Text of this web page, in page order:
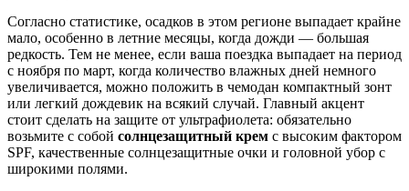
Согласно статистике, осадков в этом регионе выпадает крайне
мало, особенно в летние месяцы, когда дожди — большая
редкость. Тем не менее, если ваша поездка выпадает на период
с ноября по март, когда количество влажных дней немного
увеличивается, можно положить в чемодан компактный зонт
или легкий дождевик на всякий случай. Главный акцент
стоит сделать на защите от ультрафиолета: обязательно
возьмите с собой солнцезащитный крем с высоким фактором
SPF, качественные солнцезащитные очки и головной убор с
широкими полями.